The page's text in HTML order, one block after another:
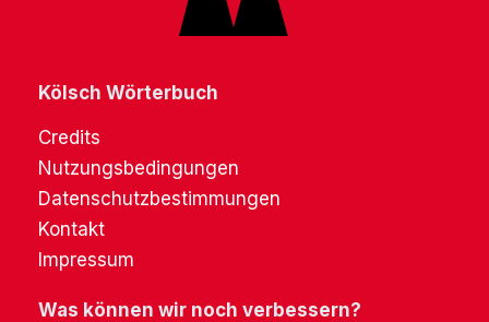
Kölsch Wörterbuch
Credits
Nutzungsbedingungen
Datenschutzbestimmungen
Kontakt
Impressum
Was können wir noch verbessern?